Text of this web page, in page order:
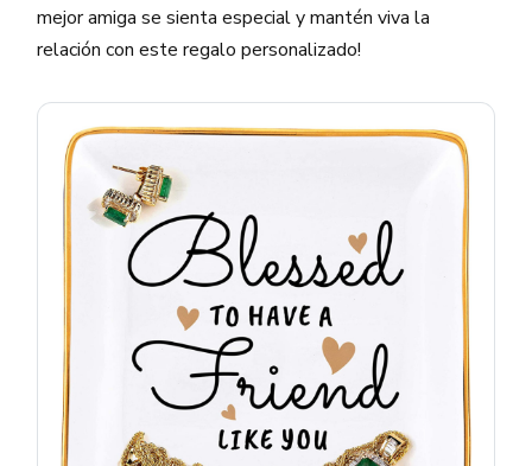
mejor amiga se sienta especial y mantén viva la
relación con este regalo personalizado!